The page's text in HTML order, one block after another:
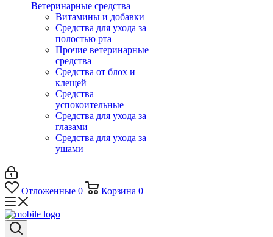
Ветеринарные средства
Витамины и добавки
Средства для ухода за
полостью рта
Прочие ветеринарные
средства
Средства от блох и
клещей
Средства
успокоительные
Средства для ухода за
глазами
Средства для ухода за
ушами
Отложенные 0 Корзина 0